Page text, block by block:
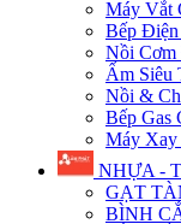
Máy Vắt
Bếp Điện
Nồi Cơm
Ấm Siêu
Nồi &
Bếp Gas
Máy Xay
NHỰA -
GẠT
BÌNH